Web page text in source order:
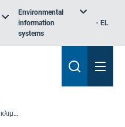
Environmental
information
systems
EL
Ενίσχυση της προσαρμογής στην κλιματική αλλαγή: Γνώση και εργαλεία σε εθνικό και ενωσιακό επίπεδο για την Πολωνία